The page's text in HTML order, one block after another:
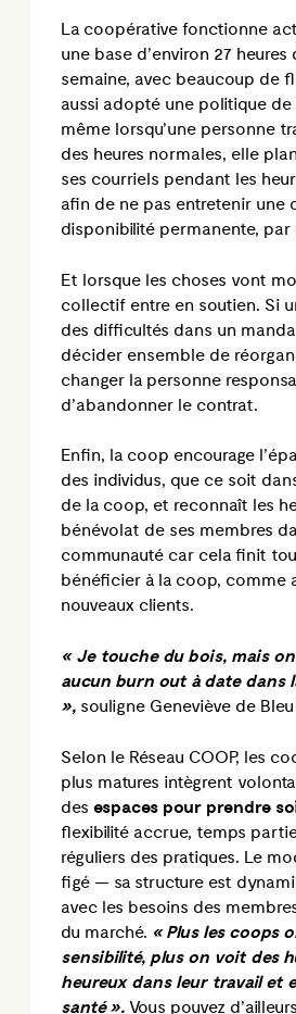
La coopérative fonctionne
une base d’environ 27
semaine, avec beaucoup de
aussi adopté une politique
même lorsqu’une personne
des heures normales, elle
ses courriels pendant les
afin de ne pas entretenir une
disponibilité permanente, par
Et lorsque les choses vont
collectif entre en soutien. Si
des difficultés dans un
décider ensemble de
changer la personne
d’abandonner le contrat.
Enfin, la coop encourage
des individus, que ce soit
de la coop, et reconnaît les
bénévolat de ses membres
communauté car cela finit
bénéficier à la coop, comme
nouveaux clients.
« Je touche du bois, mais on
aucun burn out à date dans
», souligne Geneviève de
Selon le Réseau COOP, les
plus matures intègrent
des espaces pour prendre
flexibilité accrue, temps
réguliers des pratiques. Le
figé — sa structure est
avec les besoins des
du marché. « Plus les coops
sensibilité, plus on voit des
heureux dans leur travail et
santé ». Vous pouvez